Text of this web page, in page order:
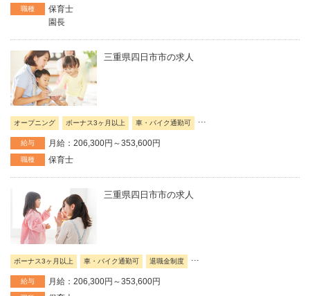
職種
保育士
園長
三重県四日市市の求人
オープニング ボーナス3ヶ月以上 車・バイク通勤可 ...
給与 月給：206,300円～353,600円
職種 保育士
三重県四日市市の求人
ボーナス3ヶ月以上 車・バイク通勤可 退職金制度
給与 月給：206,300円～353,600円